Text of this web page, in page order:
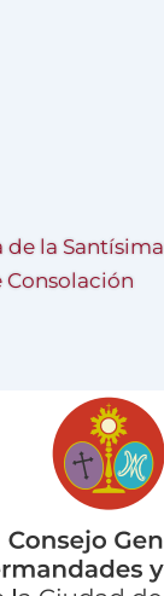
la Santísima
Consolación